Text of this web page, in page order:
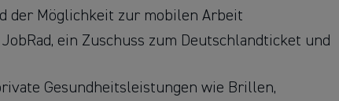
der Möglichkeit zur mobilen Arbeit
ein Zuschuss zum Deutschlandticket und
Gesundheitsleistungen wie Brillen,